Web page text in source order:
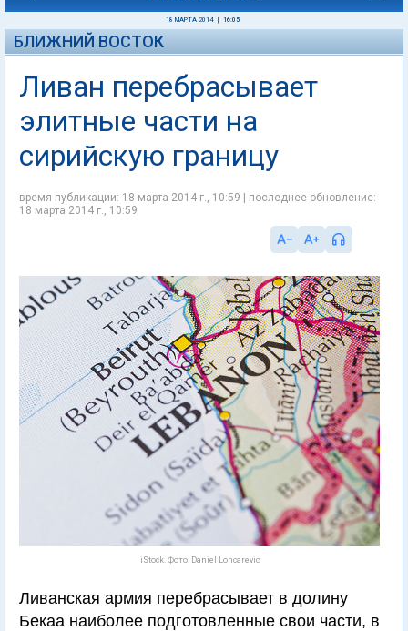
18 МАРТА 2014 16:05
БЛИЖНИЙ ВОСТОК
Ливан перебрасывает
элитные части на
сирийскую границу
время публикации: 18 марта 2014 г., 10:59 | последнее обновление:
18 марта 2014 г., 10:59
iStock. Фото: Daniel Loncarevic
Ливанская армия перебрасывает в долину
Бекаа наиболее подготовленные свои части, в